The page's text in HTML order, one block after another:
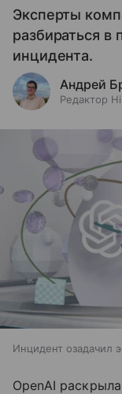
Эксперты
разбираться в
инцидента.
Андрей
Редактор
Инцидент озадачил
OpenAI